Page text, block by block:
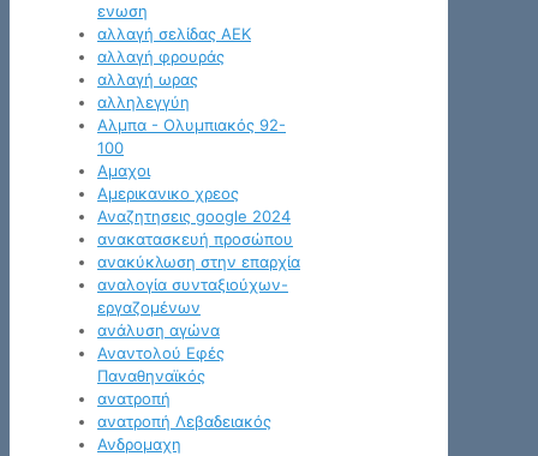
ενωση
αλλαγή σελίδας ΑΕΚ
αλλαγή φρουράς
αλλαγή ωρας
αλληλεγγύη
Αλμπα - Ολυμπιακός 92-
100
Αμαχοι
Αμερικανικο χρεος
Αναζητησεις google 2024
ανακατασκευή προσώπου
ανακύκλωση στην επαρχία
αναλογία συνταξιούχων-
εργαζομένων
ανάλυση αγώνα
Αναντολού Εφές
Παναθηναϊκός
ανατροπή
ανατροπή Λεβαδειακός
Ανδρομαχη